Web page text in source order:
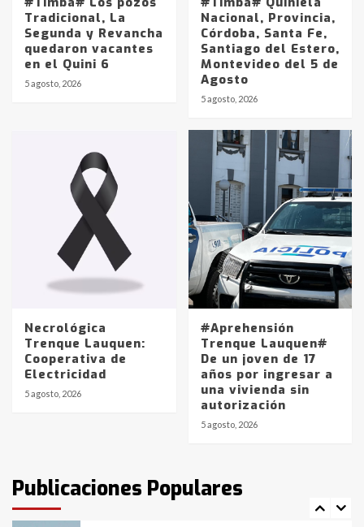
Tradicional, La
Segunda y Revancha
quedaron vacantes
en el Quini 6
5 agosto, 2026
Nacional, Provincia,
Córdoba, Santa Fe,
Santiago del Estero,
Montevideo del 5 de
Agosto
5 agosto, 2026
Necrológica
Trenque Lauquen:
Cooperativa de
Electricidad
5 agosto, 2026
#Aprehensión
Trenque Lauquen#
De un joven de 17
años por ingresar a
una vivienda sin
autorización
5 agosto, 2026
Publicaciones Populares
Identidad de los adolescentes
pampeanos que fueron
en la mañana del lunes
Accidente en Ruta 5: falleció un
joven de Trenque Lauquen
Los precios de los combustibles en
La Pampa, desde YPF hasta Axion
entre 857 a 1338 pesos
La Bolsa de Cereales de Bahía
Blanca anticipa que Agosto vendrá
con lluvias y heladas, en gran parte
fueron detenidos por
comercialización de drogas en la
tarde del sábado